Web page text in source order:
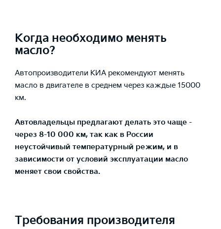
Когда необходимо менять
масло?
Автопроизводители КИА рекомендуют менять
масло в двигателе в среднем через каждые 15000
км.
Автовладельцы предлагают делать это чаще -
через 8-10 000 км, так как в России
неустойчивый температурный режим, и в
зависимости от условий эксплуатации масло
меняет свои свойства.
Требования производителя